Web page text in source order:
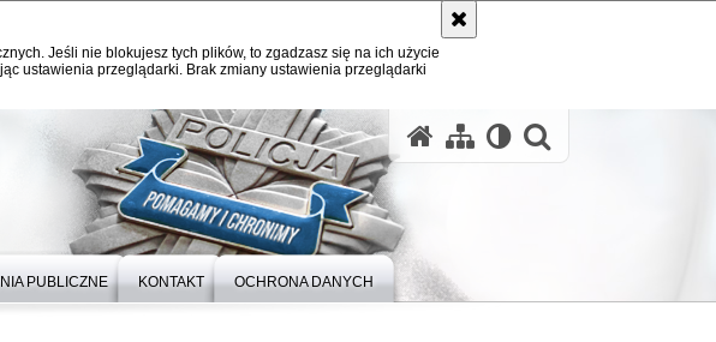
Jeśli nie blokujesz tych plików, to zgadzasz się na ich użycie
ustawienia przeglądarki. Brak zmiany ustawienia przeglądarki
PUBLICZNE KONTAKT OCHRONA DANYCH